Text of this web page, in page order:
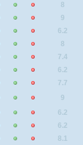
8
9
6.2
8
7.4
6.2
7.7
9
6.2
6.2
8.1